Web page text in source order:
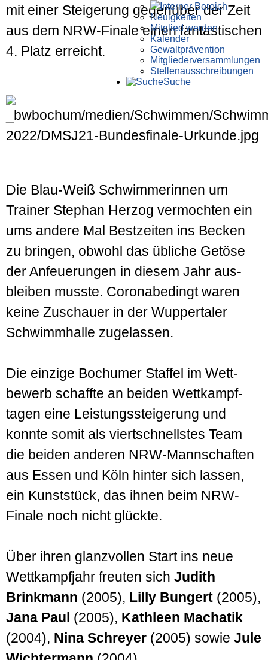
Interner Bereich
Neuigkeiten
Mitglied werden
Kalender
Gewaltprävention
Mitglieder­versammlungen
Stellen­aus­schrei­bungen
Suche
mit einer Steigerung gegenüber der Zeit
aus dem NRW-Finale einen fantastischen
4. Platz erreicht.
Die Blau-Weiß Schwimmerinnen um
Trainer Stephan Herzog vermochten ein
ums andere Mal Best­zeiten ins Becken
zu bringen, obwohl das übliche Getöse
der Anfeuerungen in diesem Jahr aus­
bleiben musste. Corona­bedingt waren
keine Zuschauer in der Wupper­taler
Schwimm­halle zugelassen.
Die einzige Bochumer Staffel im Wett­
bewerb schaffte an beiden Wett­kampf­
tagen eine Leistungs­steigerung und
konnte somit als viert­schnellstes Team
die beiden anderen NRW-Mannschaften
aus Essen und Köln hinter sich lassen,
ein Kunst­stück, das ihnen beim NRW-
Finale noch nicht glückte.
Über ihren glanz­vollen Start ins neue
Wett­kampf­jahr freuten sich Judith
Brinkmann (2005), Lilly Bungert (2005),
Jana Paul (2005), Kathleen Machatik
(2004), Nina Schreyer (2005) sowie Jule